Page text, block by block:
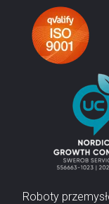
Roboty